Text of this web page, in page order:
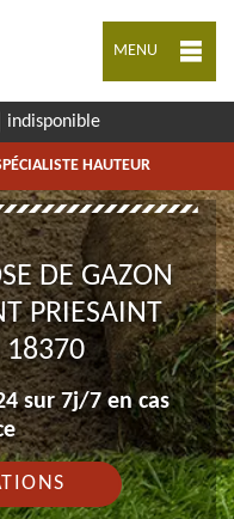
MENU
indisponible
HAUTEUR
DE GAZON
PRIESAINT
18370
sur 7j/7 en cas